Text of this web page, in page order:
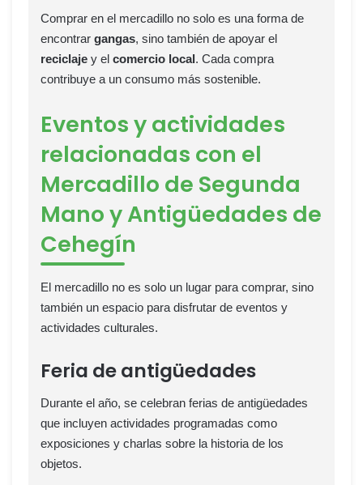
Comprar en el mercadillo no solo es una forma de
encontrar gangas, sino también de apoyar el
reciclaje y el comercio local. Cada compra
contribuye a un consumo más sostenible.
Eventos y actividades
relacionadas con el
Mercadillo de Segunda
Mano y Antigüedades de
Cehegín
El mercadillo no es solo un lugar para comprar, sino
también un espacio para disfrutar de eventos y
actividades culturales.
Feria de antigüedades
Durante el año, se celebran ferias de antigüedades
que incluyen actividades programadas como
exposiciones y charlas sobre la historia de los
objetos.